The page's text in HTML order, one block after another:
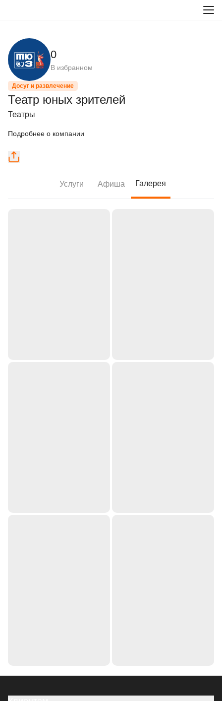
0
В избранном
Досуг и развлечение
Театр юных зрителей
Театры
Подробнее о компании
Услуги Афиша Галерея